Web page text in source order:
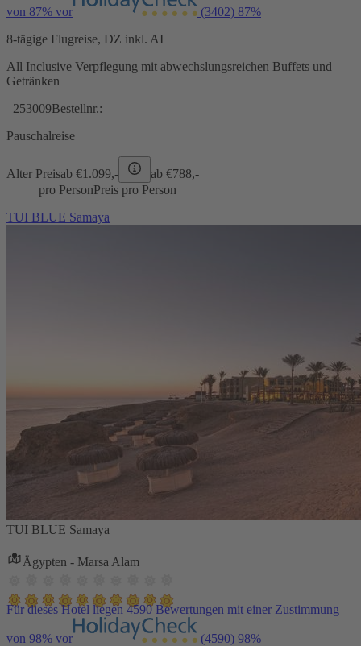
von 87% vor (3402) 87%
8-tägige Flugreise, DZ inkl. AI
All Inclusive Verpflegung mit abwechslungsreichen Buffets und
Getränken
253009Bestellnr.:
Pauschalreise
Alter Preisab €1.099,- ab €788,-
pro PersonPreis pro Person
TUI BLUE Samaya
TUI BLUE Samaya
Ägypten - Marsa Alam
Für dieses Hotel liegen 4590 Bewertungen mit einer Zustimmung
von 98% vor (4590) 98%